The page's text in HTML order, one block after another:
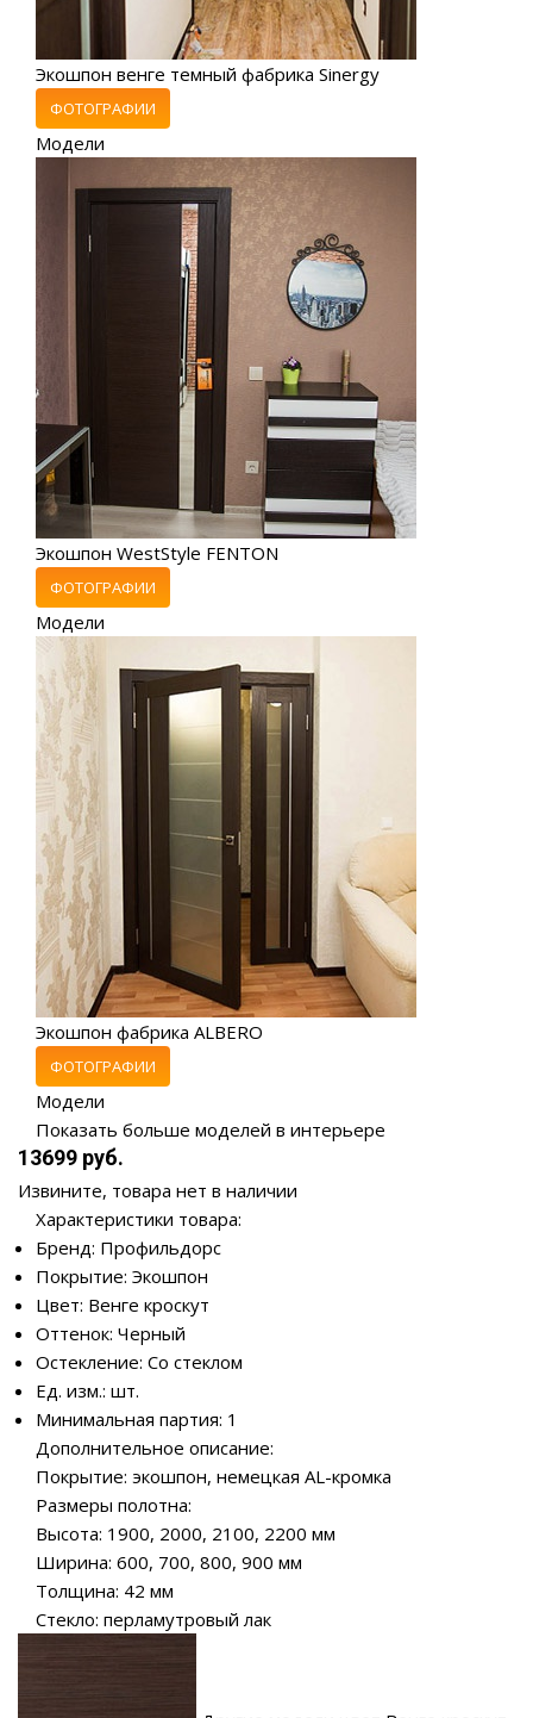
Экошпон венге темный фабрика Sinergy
ФОТОГРАФИИ
Модели
Экошпон WestStyle FENTON
ФОТОГРАФИИ
Модели
Экошпон фабрика ALBERO
ФОТОГРАФИИ
Модели
Показать больше моделей в интерьере
13699 руб.
Извините, товара нет в наличии
Характеристики товара:
Бренд: Профильдорс
Покрытие: Экошпон
Цвет: Венге кроскут
Оттенок: Черный
Остекление: Со стеклом
Ед. изм.: шт.
Минимальная партия: 1
Дополнительное описание:
Покрытие: экошпон, немецкая AL-кромка
Размеры полотна:
Высота: 1900, 2000, 2100, 2200 мм
Ширина: 600, 700, 800, 900 мм
Толщина: 42 мм
Стекло: перламутровый лак